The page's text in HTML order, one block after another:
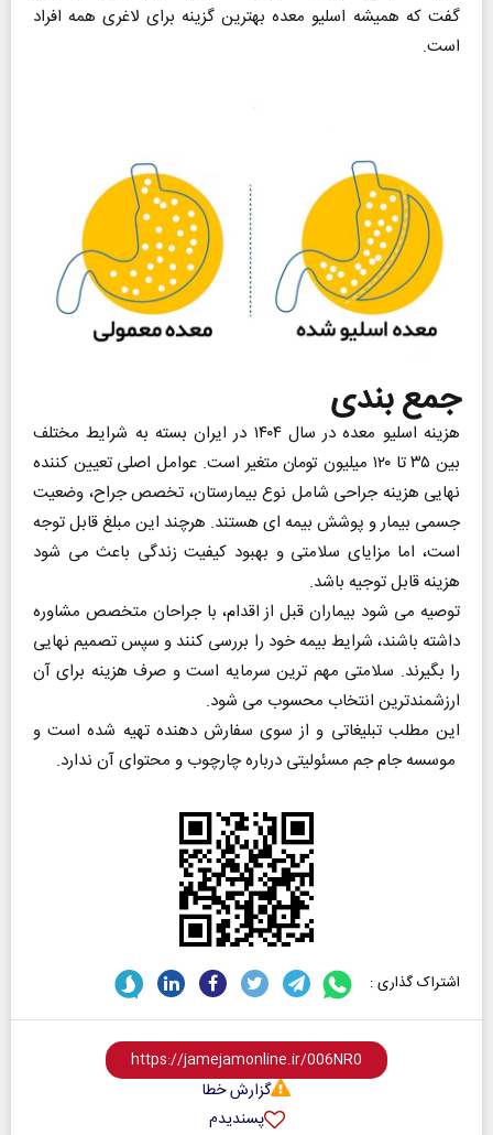
گفت که همیشه اسلیو معده بهترین گزینه برای لاغری همه افراد
است.
جمع‌ بندی
هزینه اسلیو معده در سال ۱۴۰۴ در ایران بسته به شرایط مختلف
بین ۳۵ تا ۱۲۰ میلیون تومان متغیر است. عوامل اصلی تعیین کننده
نهایی هزینه جراحی شامل نوع بیمارستان، تخصص جراح، وضعیت
جسمی بیمار و پوشش بیمه ‌ای هستند. هرچند این مبلغ قابل توجه
است، اما مزایای سلامتی و بهبود کیفیت زندگی باعث می ‌شود
هزینه قابل توجیه باشد.
توصیه می ‌شود بیماران قبل از اقدام، با جراحان متخصص مشاوره
داشته باشند، شرایط بیمه خود را بررسی کنند و سپس تصمیم نهایی
را بگیرند. سلامتی مهم ‌ترین سرمایه است و صرف هزینه برای آن
ارزشمندترین انتخاب محسوب می‌ شود.
این مطلب تبلیغاتی و از سوی سفارش دهنده تهیه شده است و
موسسه جام جم مسئولیتی درباره چارچوب و محتوای آن ندارد.
اشتراک گذاری :
گزارش خطا
پسندیدم